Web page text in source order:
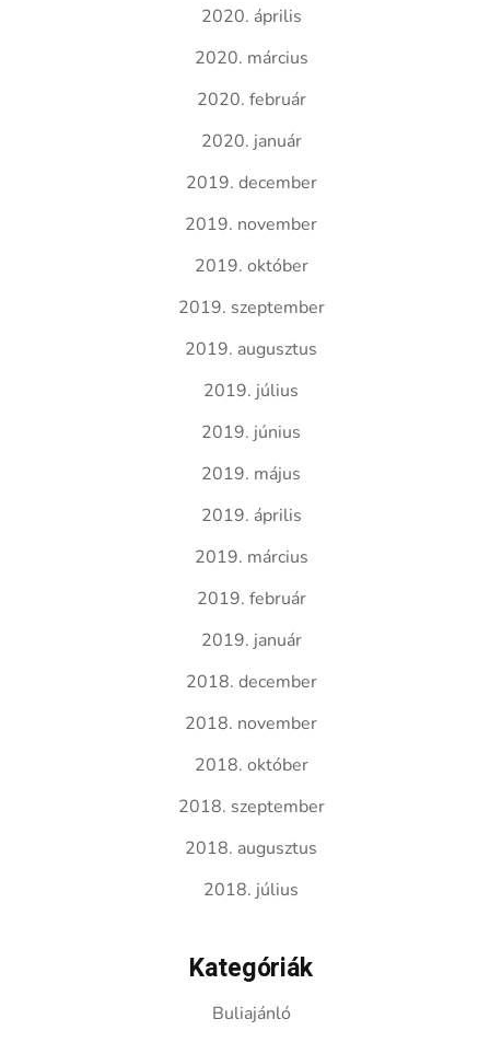
2020. április
2020. március
2020. február
2020. január
2019. december
2019. november
2019. október
2019. szeptember
2019. augusztus
2019. július
2019. június
2019. május
2019. április
2019. március
2019. február
2019. január
2018. december
2018. november
2018. október
2018. szeptember
2018. augusztus
2018. július
Kategóriák
Buliajánló